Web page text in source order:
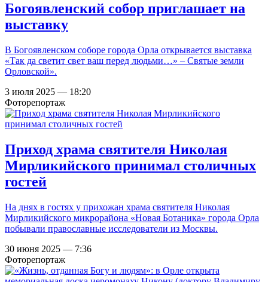
Богоявленский собор приглашает на
выставку
В Богоявленском соборе города Орла открывается выставка
«Так да светит свет ваш перед людьми…» – Святые земли
Орловской».
3 июля 2025 — 18:20
Фоторепортаж
Приход храма святителя Николая
Мирликийского принимал столичных
гостей
На днях в гостях у прихожан храма святителя Николая
Мирликийского микрорайона «Новая Ботаника» города Орла
побывали православные исследователи из Москвы.
30 июня 2025 — 7:36
Фоторепортаж